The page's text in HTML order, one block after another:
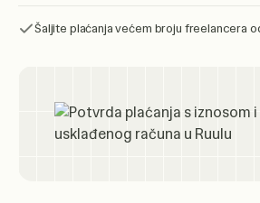
Šaljite plaćanja većem broju freelancera